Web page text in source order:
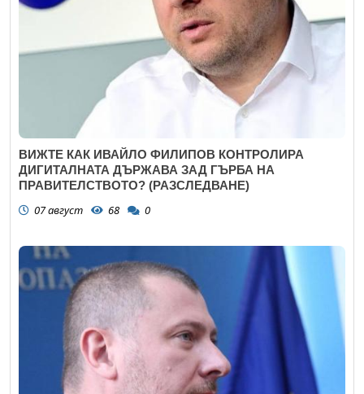
ВИЖТЕ КАК ИВАЙЛО ФИЛИПОВ КОНТРОЛИРА
ДИГИТАЛНАТА ДЪРЖАВА ЗАД ГЪРБА НА
ПРАВИТЕЛСТВОТО? (РАЗСЛЕДВАНЕ)
07 август 68 0